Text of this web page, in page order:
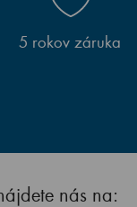
5 rokov záruka
nás na: